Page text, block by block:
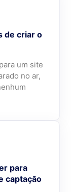
de criar o
um site
no ar,
para
captação